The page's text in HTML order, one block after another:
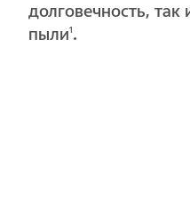
единое целое.